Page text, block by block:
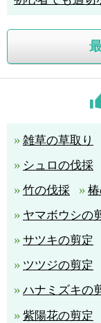
雑草の草取り
シュロの伐採
竹の伐採
ヤマボウシの
サツキの剪定
ツツジの剪定
ハナミズキの
紫陽花の剪定